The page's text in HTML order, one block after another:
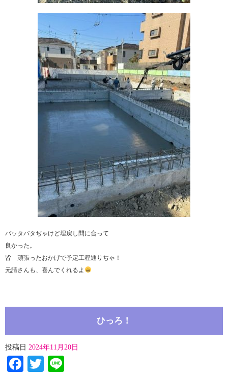
バッタバタぢゃけど埋戻し間に合って
良かった。
皆 頑張ったおかげで予定工程通りぢゃ！
元請さんも、喜んでくれるよ
ひっろ！
投稿日 2024年11月20日
Facebook
Twitter